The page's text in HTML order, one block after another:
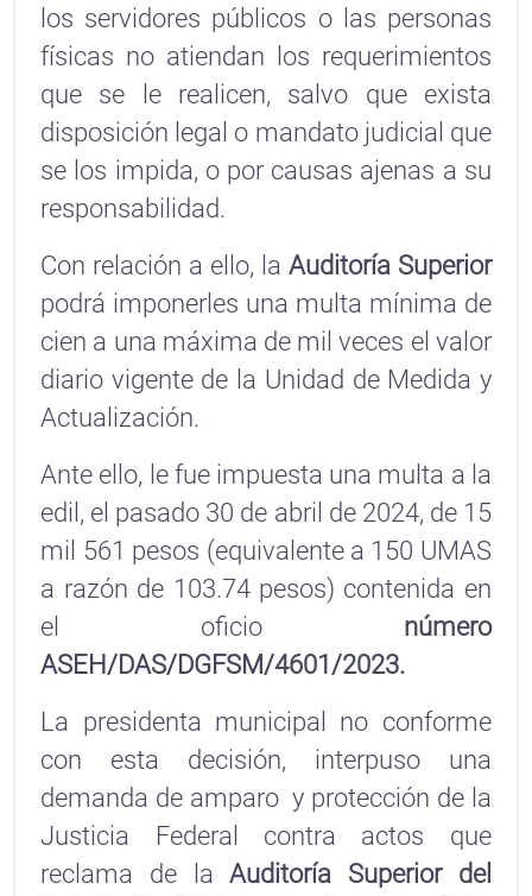
los servidores públicos o las personas
físicas no atiendan los requerimientos
que se le realicen, salvo que exista
disposición legal o mandato judicial que
se los impida, o por causas ajenas a su
responsabilidad.
Con relación a ello, la Auditoría Superior
podrá imponerles una multa mínima de
cien a una máxima de mil veces el valor
diario vigente de la Unidad de Medida y
Actualización.
Ante ello, le fue impuesta una multa a la
edil, el pasado 30 de abril de 2024, de 15
mil 561 pesos (equivalente a 150 UMAS
a razón de 103.74 pesos) contenida en
el oficio número
ASEH/DAS/DGFSM/4601/2023.
La presidenta municipal no conforme
con esta decisión, interpuso una
demanda de amparo y protección de la
Justicia Federal contra actos que
reclama de laAuditoría Superior del